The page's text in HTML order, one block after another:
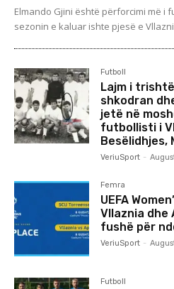
Elmando Gjini është përforcimi më i
sezonin e kaluar ishte pjesë e
Futboll
Lajm i
shkodran
jetë në
futbollisti i
Besëlidhjes,
VeriuSport -
Femra
UEFA
Vllaznia dhe
fushë për
VeriuSport -
Futboll